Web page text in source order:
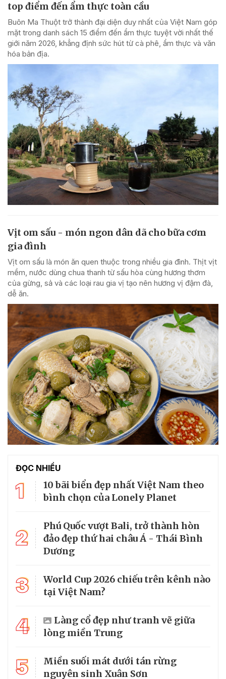
top điểm đến ẩm thực toàn cầu
Buôn Ma Thuột trở thành đại diện duy nhất của Việt Nam góp
mặt trong danh sách 15 điểm đến ẩm thực tuyệt vời nhất thế
giới năm 2026, khẳng định sức hút từ cà phê, ẩm thực và văn
hóa bản địa.
Vịt om sấu - món ngon dân dã cho bữa cơm
gia đình
Vịt om sấu là món ăn quen thuộc trong nhiều gia đình. Thịt vịt
mềm, nước dùng chua thanh từ sấu hòa cùng hương thơm
của gừng, sả và các loại rau gia vị tạo nên hương vị đậm đà,
dễ ăn.
ĐỌC NHIỀU
1
10 bãi biển đẹp nhất Việt Nam theo
bình chọn của Lonely Planet
2
Phú Quốc vượt Bali, trở thành hòn
đảo đẹp thứ hai châu Á - Thái Bình
Dương
3
World Cup 2026 chiếu trên kênh nào
tại Việt Nam?
4
Làng cổ đẹp như tranh vẽ giữa
lòng miền Trung
5
Miền suối mát dưới tán rừng
nguyên sinh Xuân Sơn